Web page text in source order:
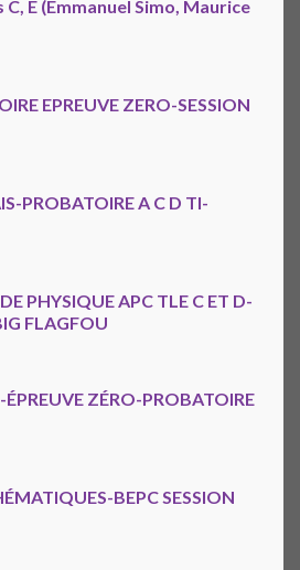
E (Emmanuel Simo, Maurice
EPREUVE ZERO-SESSION
PROBATOIRE A C D TI-
PHYSIQUE APC TLE C ET D-
FLAGFOU
ZÉRO-PROBATOIRE
BEPC SESSION